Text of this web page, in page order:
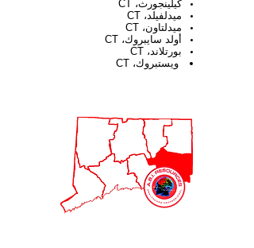
كيلينجورث، CT
ميدلفيلد، CT
ميدلتاون، CT
أولد سايبروك، CT
بورتلاند، CT
ويستبروك، CT